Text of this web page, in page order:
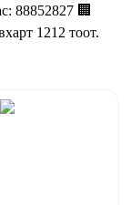
88852827 🏢
1212 тоот.